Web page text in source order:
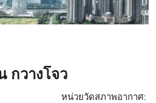
กวางโจว
หน่วยวัดสภาพอากาศ: